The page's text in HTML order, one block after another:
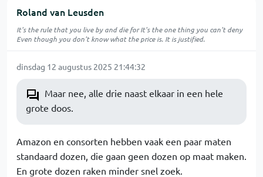
Roland van Leusden
It's the rule that you live by and die for It's the one thing you can't deny
Even though you don't know what the price is. It is justified.
dinsdag 12 augustus 2025 21:44:32
Maar nee, alle drie naast elkaar in een hele
grote doos.
Amazon en consorten hebben vaak een paar maten
standaard dozen, die gaan geen dozen op maat maken.
En grote dozen raken minder snel zoek.